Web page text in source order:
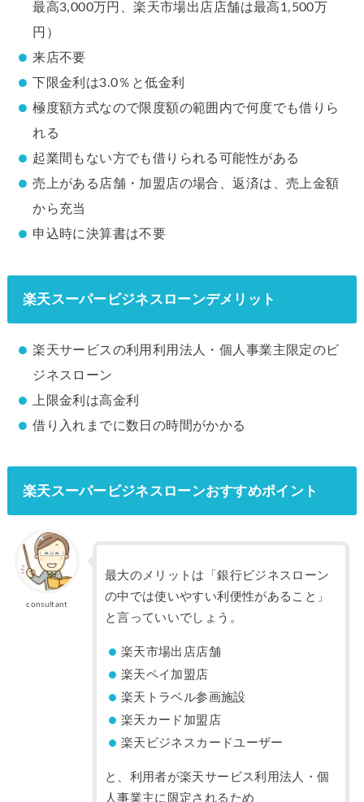
最高3,000万円、楽天市場出店店舗は最高1,500万
円）
来店不要
下限金利は3.0％と低金利
極度額方式なので限度額の範囲内で何度でも借りら
れる
起業間もない方でも借りられる可能性がある
売上がある店舗・加盟店の場合、返済は、売上金額
から充当
申込時に決算書は不要
楽天スーパービジネスローンデメリット
楽天サービスの利用利用法人・個人事業主限定のビ
ジネスローン
上限金利は高金利
借り入れまでに数日の時間がかかる
楽天スーパービジネスローンおすすめポイント
consultant
最大のメリットは「銀行ビジネスローン
の中では使いやすい利便性があること」
と言っていいでしょう。
楽天市場出店店舗
楽天ペイ加盟店
楽天トラベル参画施設
楽天カード加盟店
楽天ビジネスカードユーザー
と、利用者が楽天サービス利用法人・個
人事業主に限定されるため